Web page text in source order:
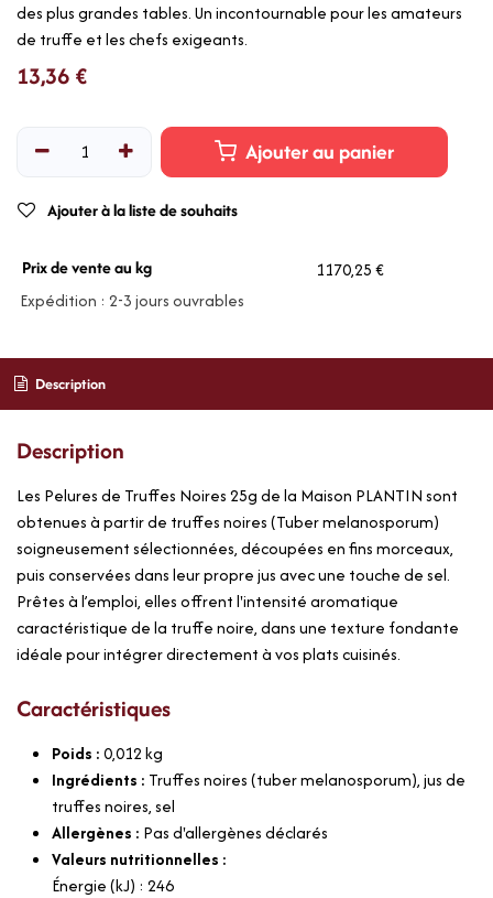
des plus grandes tables. Un incontournable pour les amateurs
de truffe et les chefs exigeants.
13,36 €
Ajouter au panier
Ajouter à la liste de souhaits
Prix de vente au kg
1170,25 €
Expédition : 2-3 jours ouvrables
Description
Description
Les Pelures de Truffes Noires 25g de la Maison PLANTIN sont
obtenues à partir de truffes noires (Tuber melanosporum)
soigneusement sélectionnées, découpées en fins morceaux,
puis conservées dans leur propre jus avec une touche de sel.
Prêtes à l’emploi, elles offrent l'intensité aromatique
caractéristique de la truffe noire, dans une texture fondante
idéale pour intégrer directement à vos plats cuisinés.
Caractéristiques
Poids :0,012kg
Ingrédients : Truffes noires (tuber melanosporum), jus de
truffes noires, sel
Allergènes : Pas d'allergènes déclarés
Valeurs nutritionnelles :
Énergie (kJ) : 246